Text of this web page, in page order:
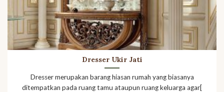
Dresser Ukir Jati
Dresser merupakan barang hiasan rumah yang biasanya
ditempatkan pada ruang tamu ataupun ruang keluarga agar[